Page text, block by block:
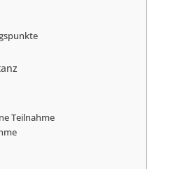
Teilnahme